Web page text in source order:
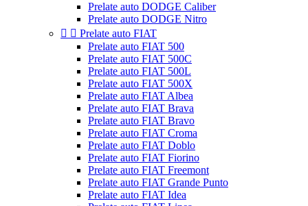
Prelate auto DODGE Caliber
Prelate auto DODGE Nitro
  Prelate auto FIAT
Prelate auto FIAT 500
Prelate auto FIAT 500C
Prelate auto FIAT 500L
Prelate auto FIAT 500X
Prelate auto FIAT Albea
Prelate auto FIAT Brava
Prelate auto FIAT Bravo
Prelate auto FIAT Croma
Prelate auto FIAT Doblo
Prelate auto FIAT Fiorino
Prelate auto FIAT Freemont
Prelate auto FIAT Grande Punto
Prelate auto FIAT Idea